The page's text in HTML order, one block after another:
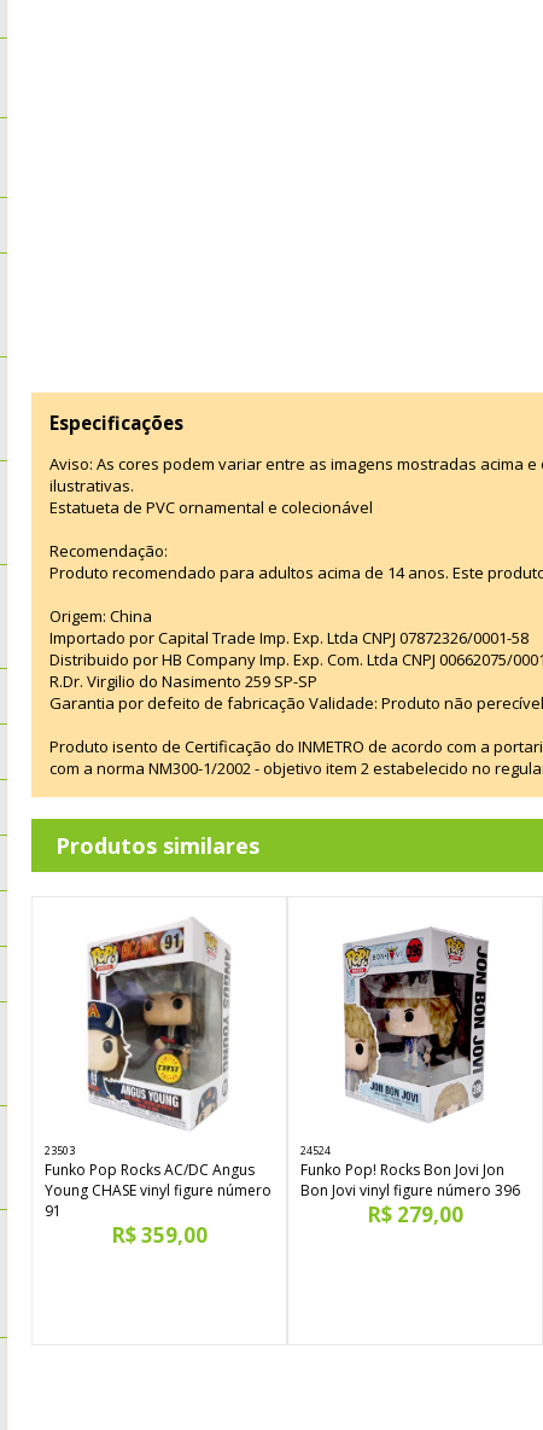
Especificações
Aviso: As cores podem variar entre as imagens mostradas acima
ilustrativas.
Estatueta de PVC ornamental e colecionável
Recomendação:
Produto recomendado para adultos acima de 14 anos. Este
Origem: China
Importado por Capital Trade Imp. Exp. Ltda CNPJ 07872326/0001-58
Distribuido por HB Company Imp. Exp. Com. Ltda CNPJ 00662075/
R.Dr. Virgilio do Nasimento 259 SP-SP
Garantia por defeito de fabricação Validade: Produto não
Produto isento de Certificação do INMETRO de acordo com a
com a norma NM300-1/2002 - objetivo item 2 estabelecido no
Produtos similares
23503
Funko Pop Rocks AC/DC Angus
Young CHASE vinyl figure número
91
R$ 359,00
24524
Funko Pop! Rocks Bon Jovi Jon
Bon Jovi vinyl figure número 396
R$ 279,00